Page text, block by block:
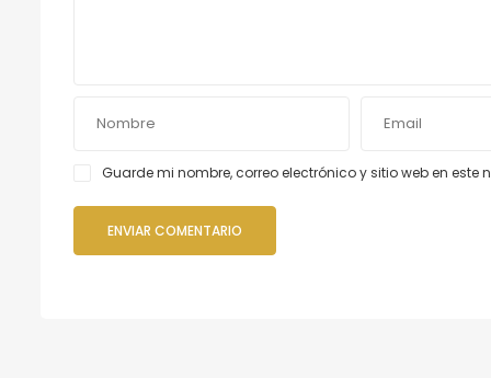
Guarde mi nombre, correo electrónico y sitio web en